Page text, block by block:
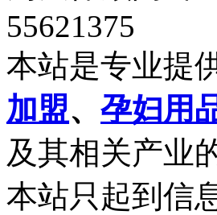
55621375
本站是专业提
加盟、 孕妇用
及其相关产业
本站只起到信